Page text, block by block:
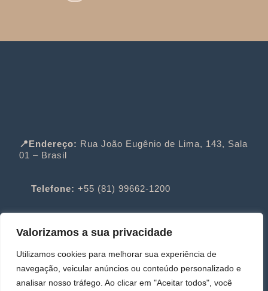
Valorizamos a sua privacidade
Utilizamos cookies para melhorar sua experiência de
navegação, veicular anúncios ou conteúdo personalizado e
analisar nosso tráfego. Ao clicar em "Aceitar todos", você
📍Endereço: Rua João Eugênio de Lima, 143, Sala
01 – Brasil
Telefone: +55 (81) 99662-1200
Telefone:+351 916 201 788
E-mail:fernanda.dourado@douradoadvogados.pt